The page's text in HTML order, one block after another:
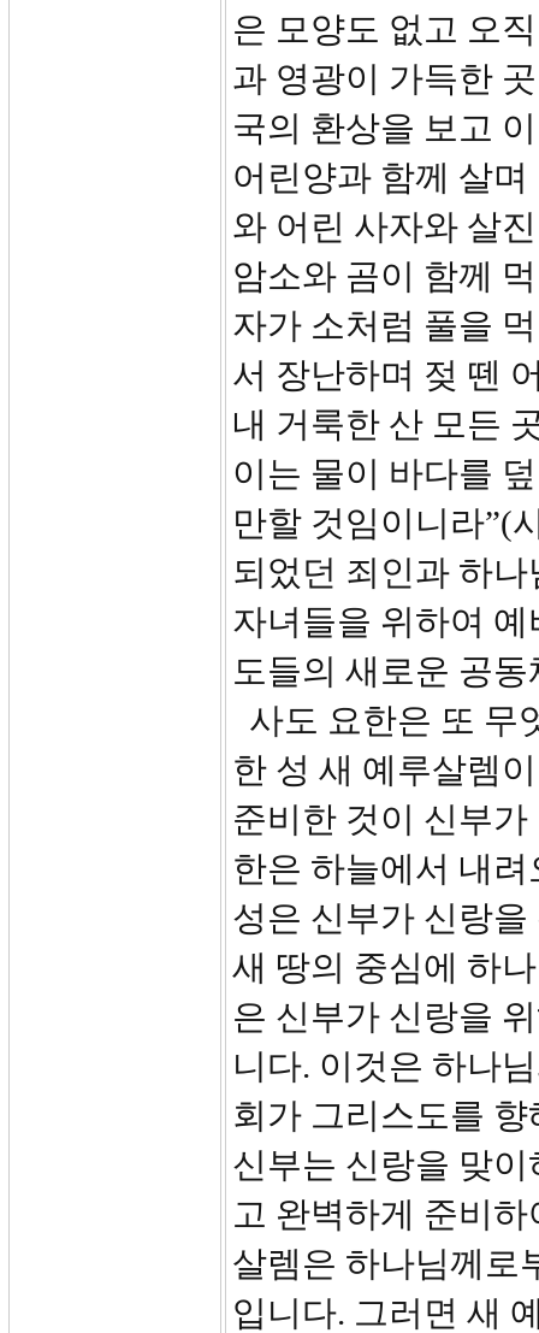
은 모양도 없고 오
과 영광이 가득한
국의 환상을 보고
어린양과 함께 살
와 어린 사자와 살
암소와 곰이 함께
자가 소처럼 풀을
서 장난하며 젖 뗀
내 거룩한 산 모든
이는 물이 바다를
만할 것임이니라”(
되었던 죄인과 하
자녀들을 위하여
도들의 새로운 공
사도 요한은 또 무
한 성 새 예루살렘
준비한 것이 신부
한은 하늘에서 내
성은 신부가 신랑
새 땅의 중심에 하
은 신부가 신랑을
니다. 이것은 하나
회가 그리스도를
신부는 신랑을 맞
고 완벽하게 준비
살렘은 하나님께로
입니다. 그러면 새